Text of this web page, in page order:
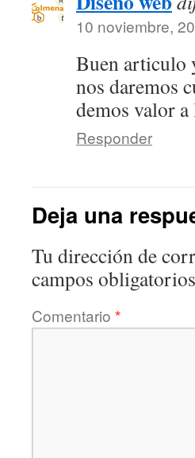
10 noviembre,
Buen articulo
nos daremos
demos valor
Responder
Deja una
Tu dirección de
campos
Comentario *